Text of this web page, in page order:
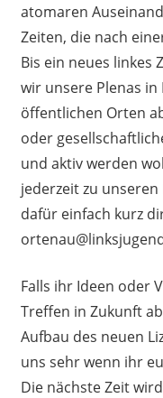
atomaren
Zeiten, die nach
Bis ein neues linkes
wir unsere Plenas
öffentlichen Orten
oder
und aktiv werden
jederzeit zu
dafür einfach kurz
Falls ihr Ideen oder
Treffen in Zukunft
Aufbau des neuen
uns sehr wenn ihr
Die nächste Zeit